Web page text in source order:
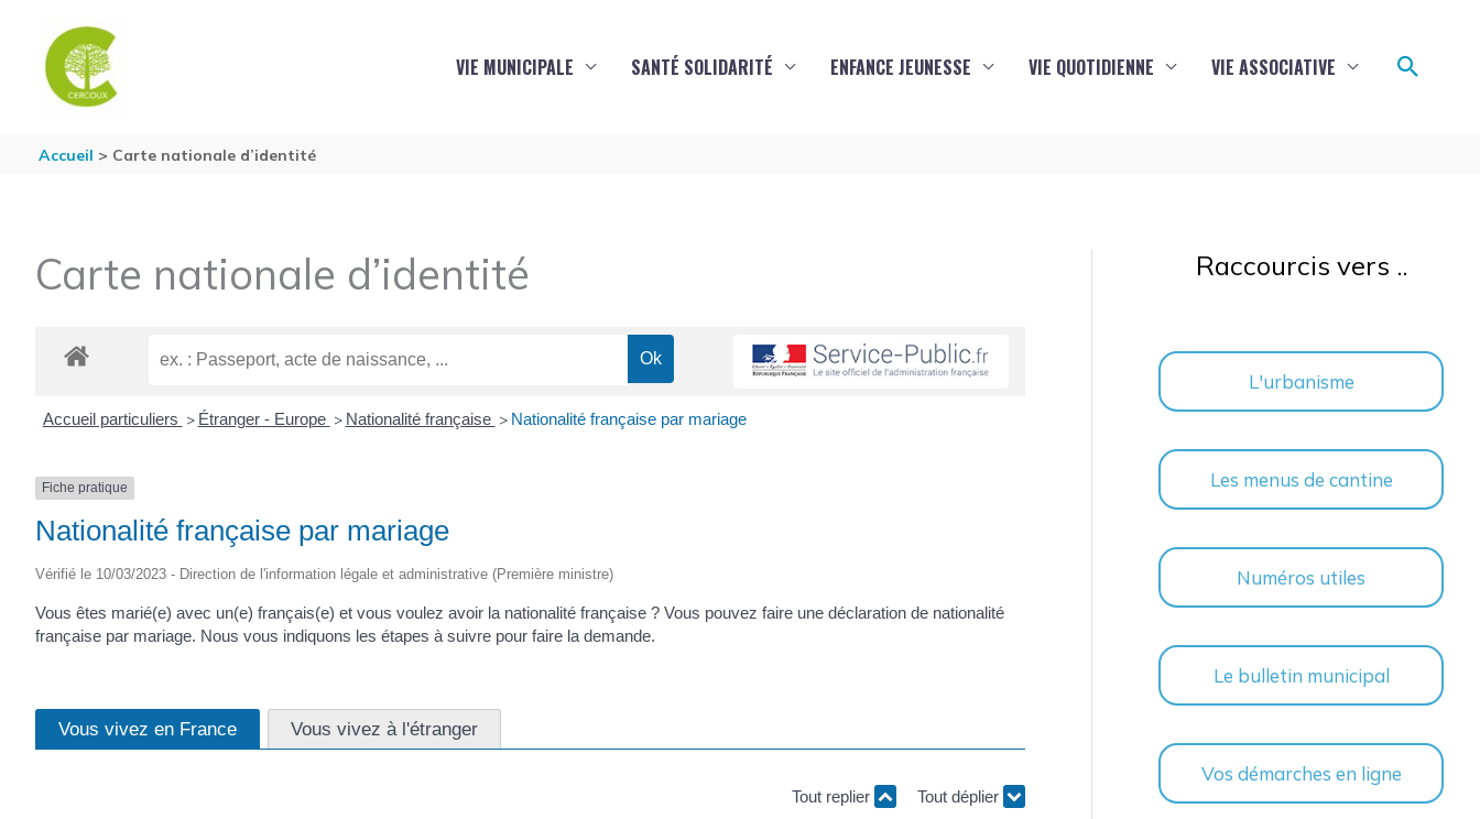
VIE MUNICIPALE SANTÉ SOLIDARITÉ ENFANCE JEUNESSE VIE QUOTIDIENNE VIE ASSOCIATIVE
Accueil Carte nationale d’identité
Carte nationale d’identité
Accueil particuliers > Étranger - Europe > Nationalité française > Nationalité française par mariage
Fiche pratique
Nationalité française par mariage
Vérifié le 10/03/2023 - Direction de l'information légale et administrative (Première ministre)
Vous êtes marié(e) avec un(e) français(e) et vous voulez avoir la nationalité française ? Vous pouvez faire une déclaration de nationalité
française par mariage. Nous vous indiquons les étapes à suivre pour faire la demande.
Vous vivez en France Vous vivez à l'étranger
Tout replier Tout déplier
Raccourcis vers ..
L'urbanisme
Les menus de cantine
Numéros utiles
Le bulletin municipal
Vos démarches en ligne